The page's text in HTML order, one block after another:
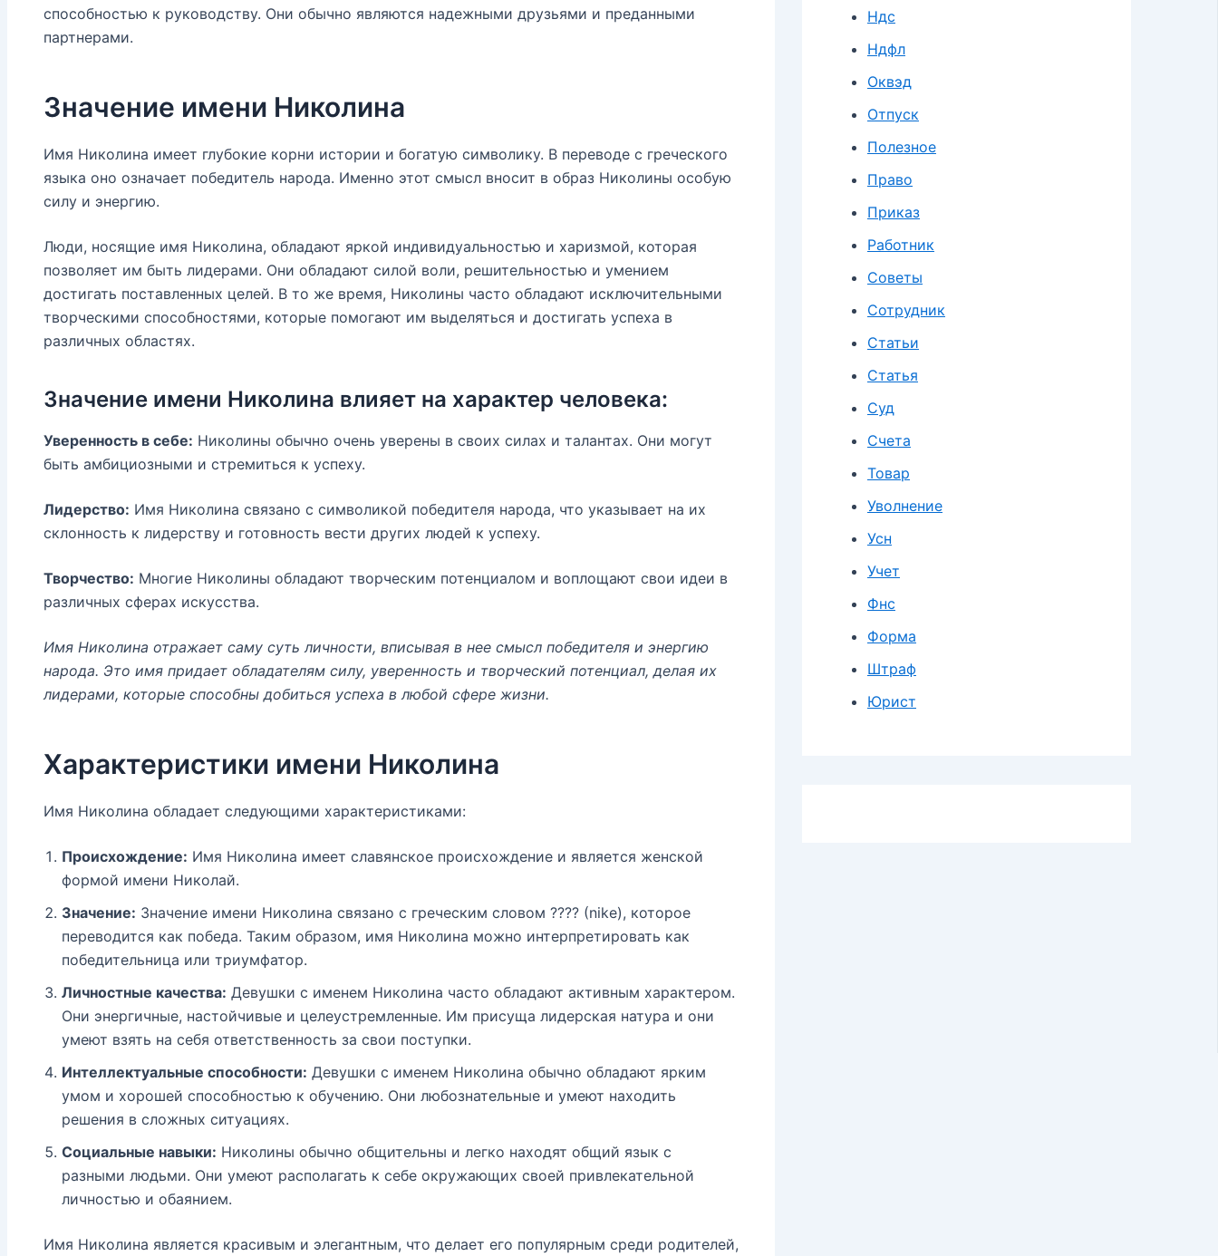
способностью к руководству. Они обычно являются надежными друзьями и преданными
партнерами.
Значение имени Николина
Имя Николина имеет глубокие корни истории и богатую символику. В переводе с греческого
языка оно означает победитель народа. Именно этот смысл вносит в образ Николины особую
силу и энергию.
Люди, носящие имя Николина, обладают яркой индивидуальностью и харизмой, которая
позволяет им быть лидерами. Они обладают силой воли, решительностью и умением
достигать поставленных целей. В то же время, Николины часто обладают исключительными
творческими способностями, которые помогают им выделяться и достигать успеха в
различных областях.
Значение имени Николина влияет на характер человека:
Уверенность в себе: Николины обычно очень уверены в своих силах и талантах. Они могут
быть амбициозными и стремиться к успеху.
Лидерство: Имя Николина связано с символикой победителя народа, что указывает на их
склонность к лидерству и готовность вести других людей к успеху.
Творчество: Многие Николины обладают творческим потенциалом и воплощают свои идеи в
различных сферах искусства.
Имя Николина отражает саму суть личности, вписывая в нее смысл победителя и энергию
народа. Это имя придает обладателям силу, уверенность и творческий потенциал, делая их
лидерами, которые способны добиться успеха в любой сфере жизни.
Характеристики имени Николина
Имя Николина обладает следующими характеристиками:
Происхождение: Имя Николина имеет славянское происхождение и является женской
формой имени Николай.
Значение: Значение имени Николина связано с греческим словом ???? (nike), которое
переводится как победа. Таким образом, имя Николина можно интерпретировать как
победительница или триумфатор.
Личностные качества: Девушки с именем Николина часто обладают активным характером.
Они энергичные, настойчивые и целеустремленные. Им присуща лидерская натура и они
умеют взять на себя ответственность за свои поступки.
Интеллектуальные способности: Девушки с именем Николина обычно обладают ярким
умом и хорошей способностью к обучению. Они любознательные и умеют находить
решения в сложных ситуациях.
Социальные навыки: Николины обычно общительны и легко находят общий язык с
разными людьми. Они умеют располагать к себе окружающих своей привлекательной
личностью и обаянием.
Имя Николина является красивым и элегантным, что делает его популярным среди родителей,
Ндс
Ндфл
Оквэд
Отпуск
Полезное
Право
Приказ
Работник
Советы
Сотрудник
Статьи
Статья
Суд
Счета
Товар
Уволнение
Усн
Учет
Фнс
Форма
Штраф
Юрист